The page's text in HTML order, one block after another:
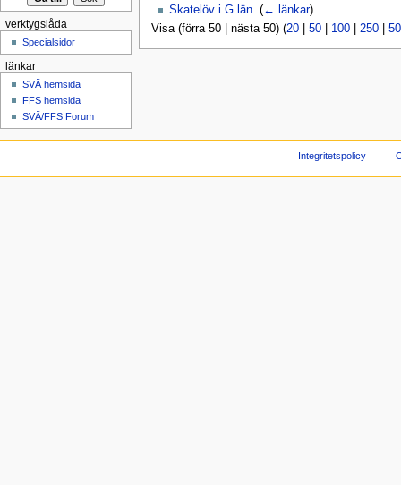
Skatelöv i G län‎ (← länkar)
Visa (förra 50 | nästa 50) (20| 50| 100| 250|
verktygslåda
Specialsidor
länkar
SVÄ hemsida
FFS hemsida
SVÄ/FFS Forum
Integritetspolicy